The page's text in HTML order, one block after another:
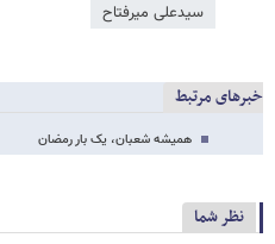
سیدعلی ‌میرفتاح
خبرهای مرتبط
همیشه شعبان، یک بار رمضان
نظر شما